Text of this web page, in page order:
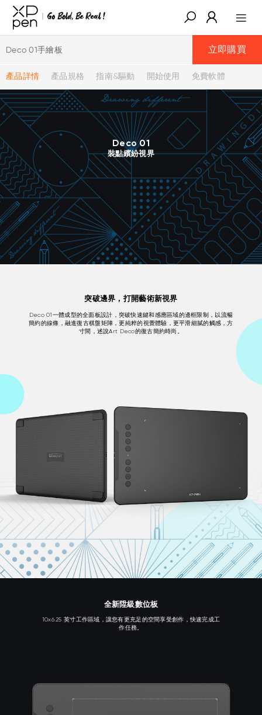
Deco 01手繪板
產品詳情 產品規格 指南&驅動 開始使用 免費軟體
立即購買
Deco 01
裝點繽紛視界
突破邊界，打開藝術新視界
Deco 01一體成型的全面板設計，突破快速鍵和感應區域的邊框限制，以流暢
簡約的線條，融進復古棋盤矩陣，更純粹的視覺體驗，更平滑細膩的觸感，方
寸間，述說Art Deco的復古簡約時尚。
全新陞級數位板
10x6.25 英寸工作區域，讓您有更充足的空間享受創作，快速完成工
作任務。